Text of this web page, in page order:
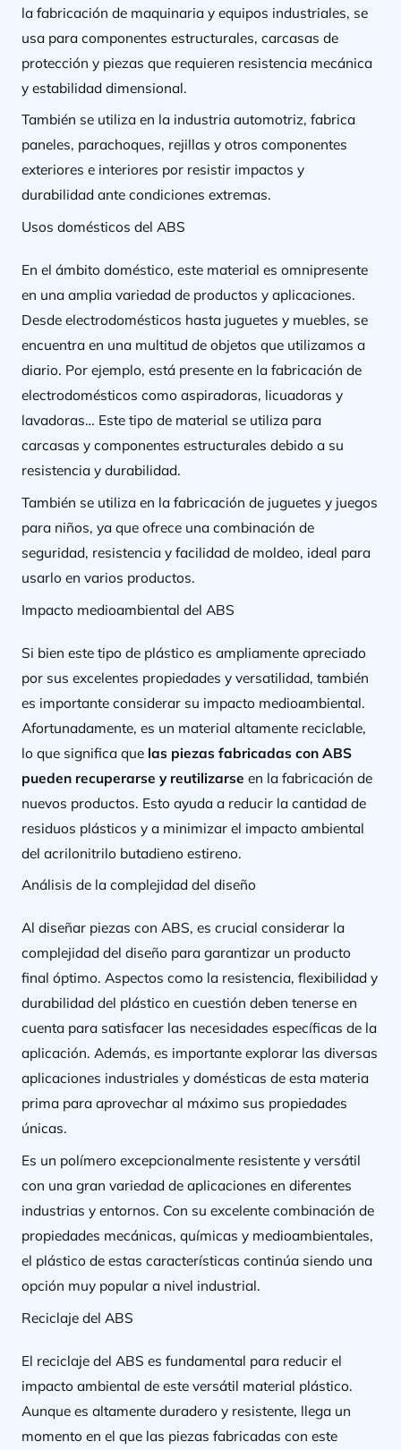
la fabricación de maquinaria y equipos industriales, se
usa para componentes estructurales, carcasas de
protección y piezas que requieren resistencia mecánica
y estabilidad dimensional.
También se utiliza en la industria automotriz, fabrica
paneles, parachoques, rejillas y otros componentes
exteriores e interiores por resistir impactos y
durabilidad ante condiciones extremas.
Usos domésticos del ABS
En el ámbito doméstico, este material es omnipresente
en una amplia variedad de productos y aplicaciones.
Desde electrodomésticos hasta juguetes y muebles, se
encuentra en una multitud de objetos que utilizamos a
diario. Por ejemplo, está presente en la fabricación de
electrodomésticos como aspiradoras, licuadoras y
lavadoras… Este tipo de material se utiliza para
carcasas y componentes estructurales debido a su
resistencia y durabilidad.
También se utiliza en la fabricación de juguetes y juegos
para niños, ya que ofrece una combinación de
seguridad, resistencia y facilidad de moldeo, ideal para
usarlo en varios productos.
Impacto medioambiental del ABS
Si bien este tipo de plástico es ampliamente apreciado
por sus excelentes propiedades y versatilidad, también
es importante considerar su impacto medioambiental.
Afortunadamente, es un material altamente reciclable,
lo que significa que las piezas fabricadas con ABS
pueden recuperarse y reutilizarse en la fabricación de
nuevos productos. Esto ayuda a reducir la cantidad de
residuos plásticos y a minimizar el impacto ambiental
del acrilonitrilo butadieno estireno.
Análisis de la complejidad del diseño
Al diseñar piezas con ABS, es crucial considerar la
complejidad del diseño para garantizar un producto
final óptimo. Aspectos como la resistencia, flexibilidad y
durabilidad del plástico en cuestión deben tenerse en
cuenta para satisfacer las necesidades específicas de la
aplicación. Además, es importante explorar las diversas
aplicaciones industriales y domésticas de esta materia
prima para aprovechar al máximo sus propiedades
únicas.
Es un polímero excepcionalmente resistente y versátil
con una gran variedad de aplicaciones en diferentes
industrias y entornos. Con su excelente combinación de
propiedades mecánicas, químicas y medioambientales,
el plástico de estas características continúa siendo una
opción muy popular a nivel industrial.
Reciclaje del ABS
El reciclaje del ABS es fundamental para reducir el
impacto ambiental de este versátil material plástico.
Aunque es altamente duradero y resistente, llega un
momento en el que las piezas fabricadas con este